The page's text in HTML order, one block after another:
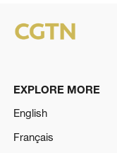
EXPLORE MORE
English
Français